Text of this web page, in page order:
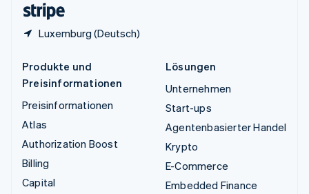
Luxemburg (Deutsch)
Produkte und
Preisinformationen
Preisinformationen
Atlas
Authorization Boost
Billing
Capital
Lösungen
Unternehmen
Start-ups
Agentenbasierter Handel
Krypto
E-Commerce
Embedded Finance